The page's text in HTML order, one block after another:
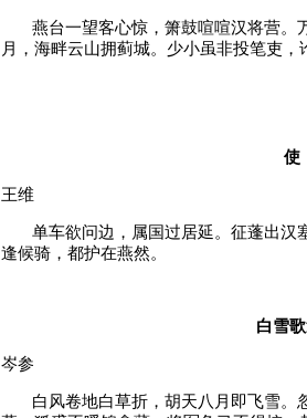
燕台一望客心惊，箫鼓喧喧汉将营。
月，海畔云山拥蓟城。少小虽非投笔吏，
王维
单车欲问边，属国过居延。征蓬出汉
逢候骑，都护在燕然。
白雪
岑参
白风卷地白草折，胡天八月即飞雪。